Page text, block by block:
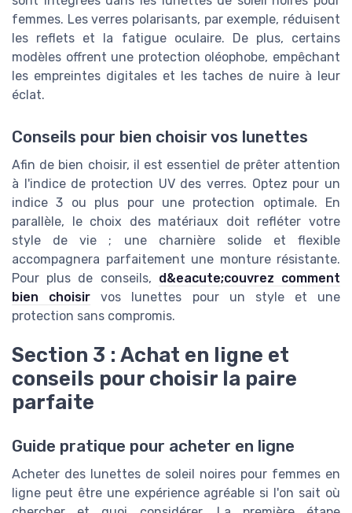
femmes. Les verres polarisants, par exemple, réduisent
les reflets et la fatigue oculaire. De plus, certains
modèles offrent une protection oléophobe, empêchant
les empreintes digitales et les taches de nuire à leur
éclat.
Conseils pour bien choisir vos lunettes
Afin de bien choisir, il est essentiel de prêter attention
à l'indice de protection UV des verres. Optez pour un
indice 3 ou plus pour une protection optimale. En
parallèle, le choix des matériaux doit refléter votre
style de vie ; une charnière solide et flexible
accompagnera parfaitement une monture résistante.
Pour plus de conseils, d&eacute;couvrez comment
bien choisir vos lunettes pour un style et une
protection sans compromis.
Section 3 : Achat en ligne et
conseils pour choisir la paire
parfaite
Guide pratique pour acheter en ligne
Acheter des lunettes de soleil noires pour femmes en
ligne peut être une expérience agréable si l'on sait où